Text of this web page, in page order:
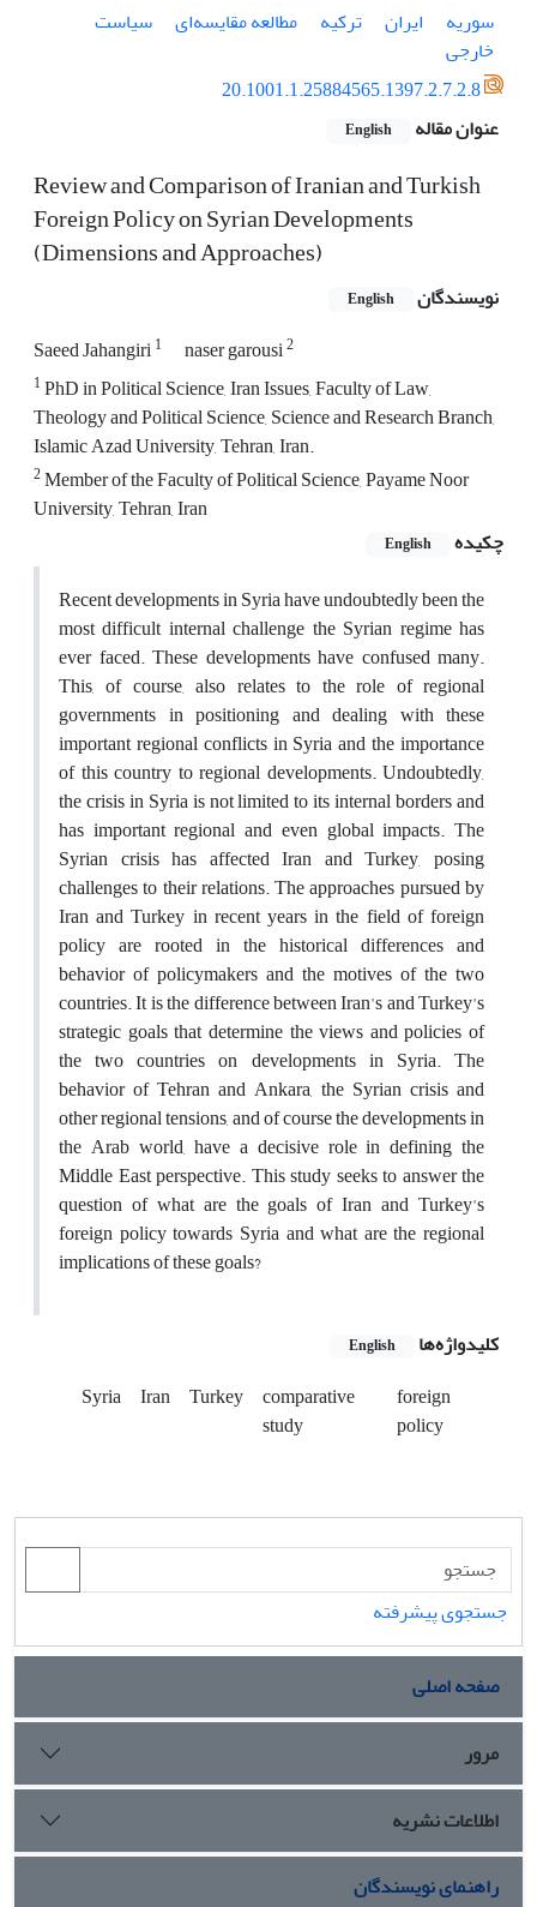
سوریه
ایران ترکیه مطالعه مقایسه‌ای
سیاست
خارجی
20.1001.1.25884565.1397.2.7.2.8
عنوان مقاله
English
Review and Comparison of Iranian and Turkish
Foreign Policy on Syrian Developments
(Dimensions and Approaches)
نویسندگان English
Saeed Jahangiri1 naser garousi2
1PhD in Political Science, Iran Issues, Faculty of Law,
Theology and Political Science, Science and Research Branch,
Islamic Azad University, Tehran, Iran.
2Member of the Faculty of Political Science, Payame Noor
University, Tehran, Iran
چکیده
English
Recent developments in Syria have undoubtedly been the
most difficult internal challenge the Syrian regime has
ever faced. These developments have confused many.
This, of course, also relates to the role of regional
governments in positioning and dealing with these
important regional conflicts in Syria and the importance
of this country to regional developments. Undoubtedly,
the crisis in Syria is not limited to its internal borders and
has important regional and even global impacts. The
Syrian crisis has affected Iran and Turkey, posing
challenges to their relations. The approaches pursued by
Iran and Turkey in recent years in the field of foreign
policy are rooted in the historical differences and
behavior of policymakers and the motives of the two
countries. It is the difference between Iran's and Turkey's
strategic goals that determine the views and policies of
the two countries on developments in Syria. The
behavior of Tehran and Ankara, the Syrian crisis and
other regional tensions, and of course the developments in
the Arab world, have a decisive role in defining the
Middle East perspective. This study seeks to answer the
question of what are the goals of Iran and Turkey's
foreign policy towards Syria and what are the regional
implications of these goals?
کلیدواژه‌ها English
Syria Iran Turkey comparative
study
foreign
policy
جستجوی پیشرفته
صفحه اصلی
مرور
اطلاعات نشریه
راهنمای نویسندگان